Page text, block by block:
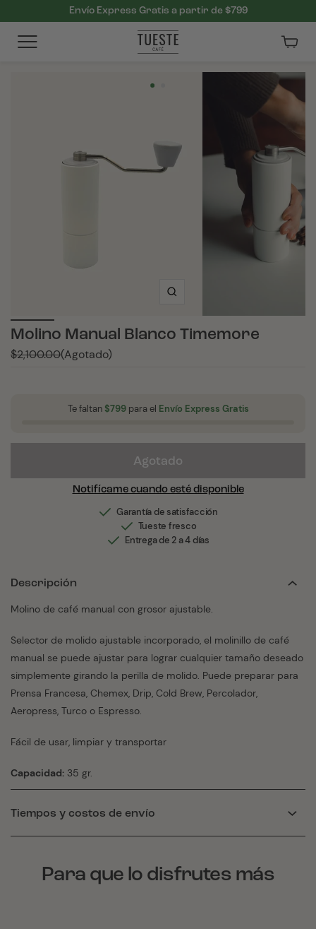
Envío Express Gratis a partir de $799
Molino Manual Blanco Timemore
Precio
$2,100.00(Agotado)
Te faltan$799para el Envío Express Gratis
Agotado
Notifícame cuando esté disponible
Garantía de satisfacción
Tueste fresco
Entrega de 2 a 4 días
Descripción
Molino de café manual con grosor ajustable.
Selector de molido ajustable incorporado, el molinillo de café
manual se puede ajustar para lograr cualquier tamaño deseado
simplemente girando la perilla de molido. Puede preparar para
Prensa Francesa, Chemex, Drip, Cold Brew, Percolador,
Aeropress, Turco o Espresso.
Fácil de usar, limpiar y transportar
Capacidad: 35 gr.
Tiempos y costos de envío
Para que lo disfrutes más